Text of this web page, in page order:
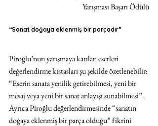
Yarışması Başarı Ödülü
“Sanat doğaya eklenmiş bir parçadır”
Piroğlu’nun yarışmaya katılan eserleri
değerlendirme kıstasları şu şekilde özetlenebilir:
“Eserin sanata yenilik getirebilmesi, yeni bir
mesaj veya yeni bir sanat anlayışı sunabilmesi”.
Ayrıca Piroğlu değerlendirmesinde “sanatın
doğaya eklenmiş bir parça olduğu” fikrini